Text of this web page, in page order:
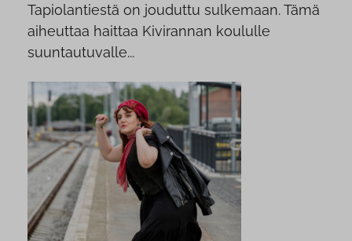
Tapiolantiestä on jouduttu sulkemaan. Tämä
aiheuttaa haittaa Kivirannan koululle
suuntautuvalle...